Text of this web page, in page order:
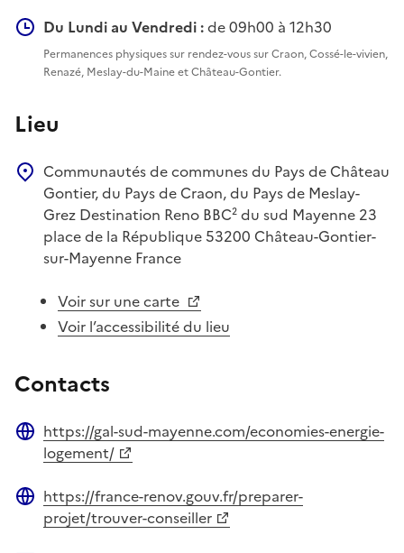
Du Lundi au Vendredi :de 09h00 à 12h30
Permanences physiques sur rendez-vous sur Craon, Cossé-le-vivien,
Renazé, Meslay-du-Maine et Château-Gontier.
Lieu
Communautés de communes du Pays de Château
Gontier, du Pays de Craon, du Pays de Meslay-
Grez Destination Reno BBC² du sud Mayenne 23
place de la République 53200 Château-Gontier-
sur-Mayenne France
Voir sur une carte
Voir l’accessibilité du lieu
Contacts
Site web
https://gal-sud-mayenne.com/economies-energie-
logement/
Site web
https://france-renov.gouv.fr/preparer-
projet/trouver-conseiller